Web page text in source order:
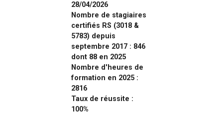
28/04/2026
Nombre de stagiaires
certifiés RS (3018 &
5783) depuis
septembre 2017 : 846
dont 88 en 2025
Nombre d'heures de
formation en 2025 :
2816
Taux de réussite :
100%